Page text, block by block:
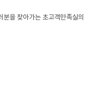
을 찾아가는 초고객만족실의